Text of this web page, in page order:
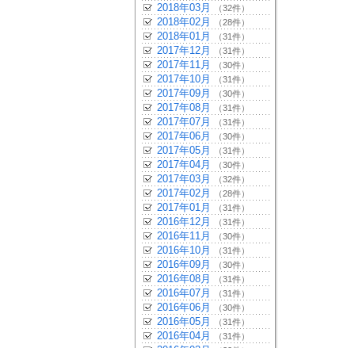
2018年03月 （32件）
2018年02月 （28件）
2018年01月 （31件）
2017年12月 （31件）
2017年11月 （30件）
2017年10月 （31件）
2017年09月 （30件）
2017年08月 （31件）
2017年07月 （31件）
2017年06月 （30件）
2017年05月 （31件）
2017年04月 （30件）
2017年03月 （32件）
2017年02月 （28件）
2017年01月 （31件）
2016年12月 （31件）
2016年11月 （30件）
2016年10月 （31件）
2016年09月 （30件）
2016年08月 （31件）
2016年07月 （31件）
2016年06月 （30件）
2016年05月 （31件）
2016年04月 （31件）